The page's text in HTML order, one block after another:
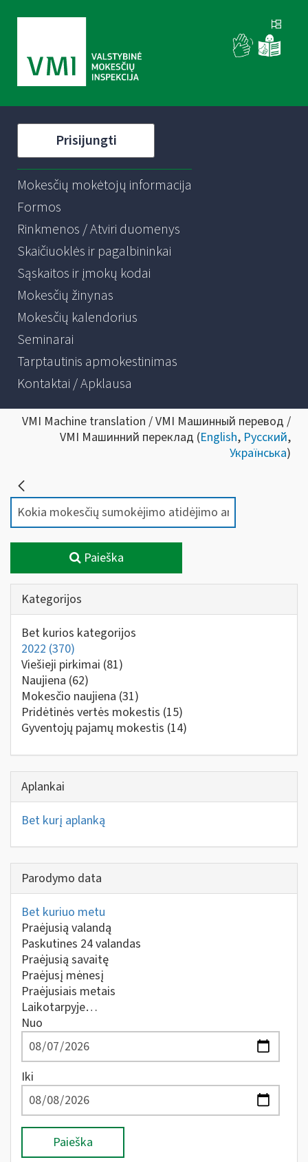
Prisijungti
Mokesčių mokėtojų informacija
Formos
Rinkmenos / Atviri duomenys
Skaičiuoklės ir pagalbininkai
Sąskaitos ir įmokų kodai
Mokesčių žinynas
Mokesčių kalendorius
Seminarai
Tarptautinis apmokestinimas
Kontaktai / Apklausa
VMI Machine translation / VMI Машинный перевод /
VMI Машинний переклад (English, Русский,
Українська)
Paieška
Kategorijos
Bet kurios kategorijos
2022 (370)
Viešieji pirkimai (81)
Naujiena (62)
Mokesčio naujiena (31)
Pridėtinės vertės mokestis (15)
Gyventojų pajamų mokestis (14)
Aplankai
Bet kurį aplanką
Parodymo data
Bet kuriuo metu
Praėjusią valandą
Paskutines 24 valandas
Praėjusią savaitę
Praėjusį mėnesį
Praėjusiais metais
Laikotarpyje…
Nuo
Iki
Paieška